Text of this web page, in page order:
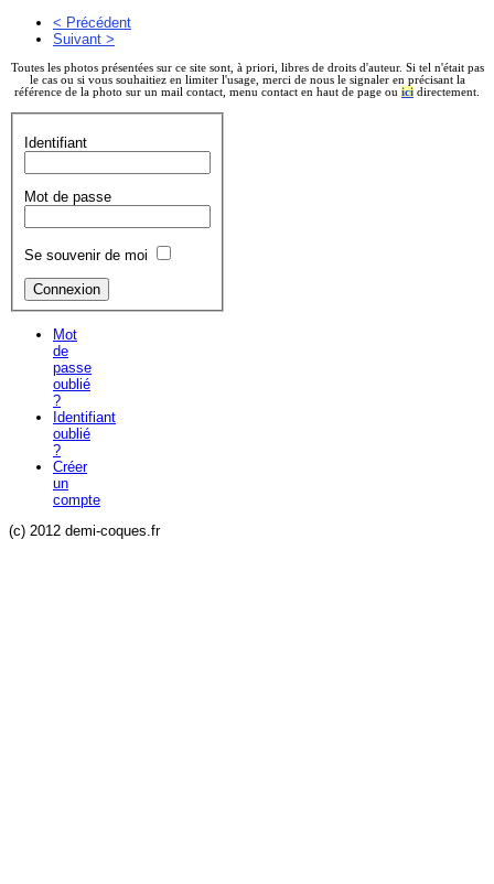
< Précédent
Suivant >
Toutes les photos présentées sur ce site sont, à priori, libres de droits d'auteur. Si tel n'était pas
le cas ou si vous souhaitiez en limiter l'usage, merci de nous le signaler en précisant la
référence de la photo sur un mail contact, menu contact en haut de page ou ici directement.
Identifiant
Mot de passe
Se souvenir de moi
Mot
de
passe
oublié
?
Identifiant
oublié
?
Créer
un
compte
(c) 2012 demi-coques.fr